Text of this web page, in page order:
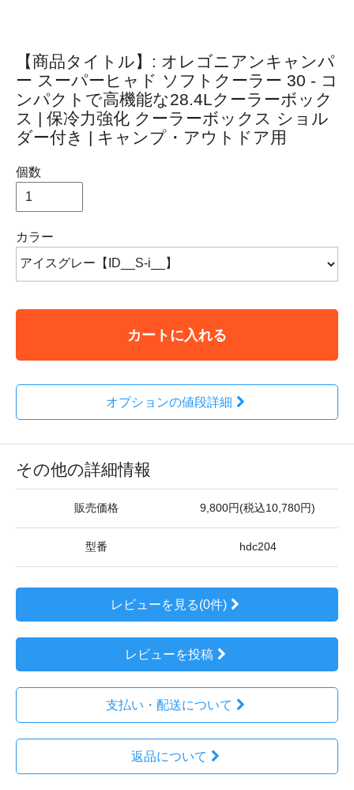
【商品タイトル】: オレゴニアンキャンパ
ー スーパーヒャド ソフトクーラー 30 - コ
ンパクトで高機能な28.4Lクーラーボック
ス | 保冷力強化 クーラーボックス ショル
ダー付き | キャンプ・アウトドア用
個数
カラー
カートに入れる
オプションの値段詳細
その他の詳細情報
販売価格 9,800円(税込10,780円)
型番 hdc204
レビューを見る(0件)
レビューを投稿
支払い・配送について
返品について